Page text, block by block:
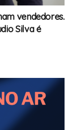
vendedores.
Silva é